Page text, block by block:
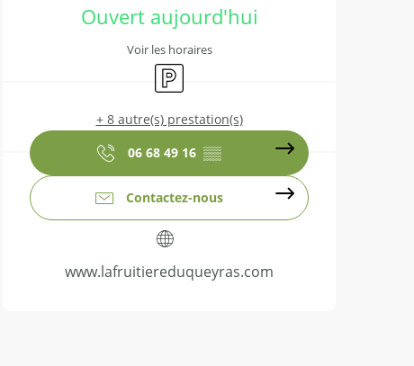
Ouvert aujourd'hui
Voir les horaires
Parking
+ 8 autre(s) prestation(s)
06 68 49 16 ▒▒
Contactez-nous
www.lafruitiereduqueyras.com